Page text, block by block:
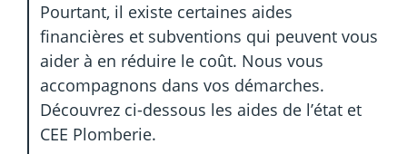
Pourtant, il existe certaines aides
financières et subventions qui peuvent vous
aider à en réduire le coût. Nous vous
accompagnons dans vos démarches.
Découvrez ci-dessous les aides de l’état et
CEE Plomberie.